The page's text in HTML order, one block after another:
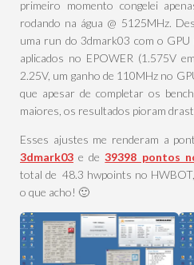
primeiro momento congelei
rodando na água @ 5125MHz.
uma run do 3dmark03 com o
aplicados no EPOWER (1.575V
2.25V, um ganho de 110MHz no
que apesar de completar os
maiores, os resultados pioram
Esses ajustes me renderam a
3dmark03 e de39398 pontos
total de 48.3 hwpoints no
o que acho! 🙂